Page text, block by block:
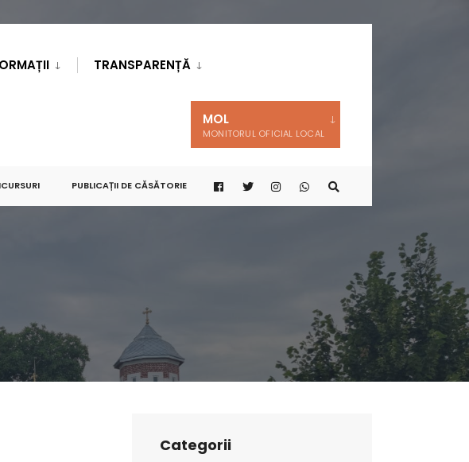
TRANSPARENȚĂ
MOL
MONITORUL OFICIAL LOCAL
PUBLICAȚII DE CĂSĂTORIE
Categorii